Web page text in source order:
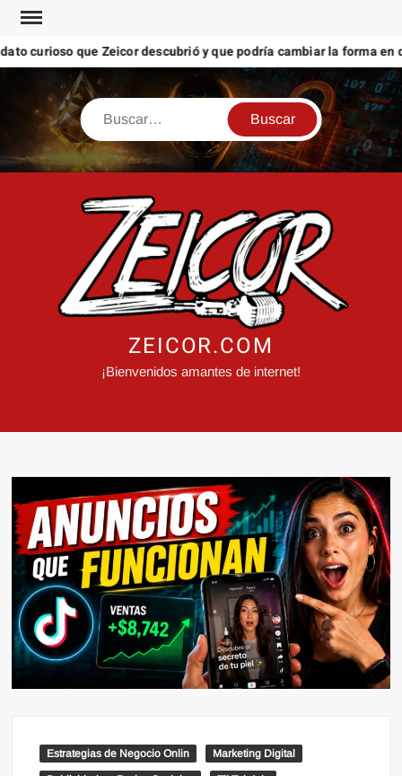
Saltar
contenidoque Zeicor descubrió y que podría cambiar la forma en que
Buscar
ZEICOR.COM
¡Bienvenidos amantes de internet!
Estrategias de Negocio Onlin Marketing Digital